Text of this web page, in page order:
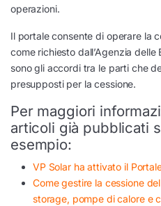
operazioni.
Il portale consente di operare la
come richiesto dall’Agenzia
sono gli accordi tra le parti che
presupposti per la cessione.
Per maggiori
articoli già pubblicati
esempio:
VP Solar ha attivato il
Come gestire la cessione
storage, pompe di calore e